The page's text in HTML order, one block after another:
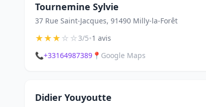
Tournemine Sylvie
37 Rue Saint-Jacques, 91490 Milly-la-Forêt
★★★☆☆3/5•1 avis
📞+33164987389 📍 Google Maps
Didier Youyoutte